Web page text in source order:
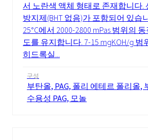
서 노란색 액체 형태로 존재합니다.
방지제(BHT 없음)가 포함되어 있습
25°C에서 2000-2800 mPas 범위의
도를 유지합니다. 7-15 mgKOH/g 범
히드록실...
구성
부탄올, PAG, 폴리 에테르 폴리올,
수용성 PAG, 모놀